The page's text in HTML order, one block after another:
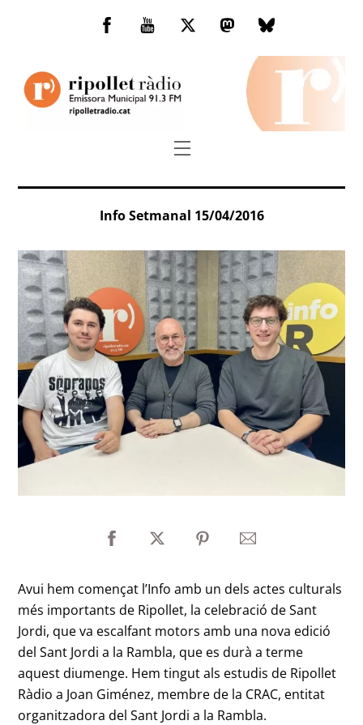
Facebook
You
TwitterMastodonBluesky
Menu
Info Setmanal 15/04/2016
Avui hem començat l’Info amb un dels actes culturals
més importants de Ripollet, la celebració de Sant
Jordi, que va escalfant motors amb una nova edició
del Sant Jordi a la Rambla, que es durà a terme
aquest diumenge. Hem tingut als estudis de Ripollet
Ràdio a Joan Giménez, membre de la CRAC, entitat
organitzadora del Sant Jordi a la Rambla.